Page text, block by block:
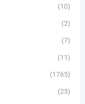
(10)
(2)
(7)
(11)
(1765)
(25)